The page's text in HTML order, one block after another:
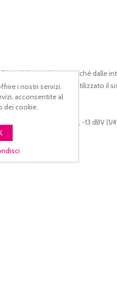
del segnale RF, nonché dalle
nel paese in cui viene utilizzato il
livello microfonico), -13 dBV (1/
di 1 kHz)
i nostri servizi.
acconsentite al
dei cookie.